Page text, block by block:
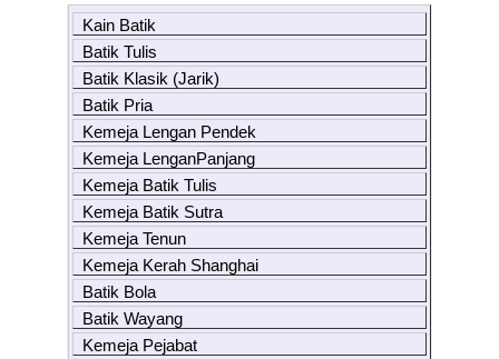
Kain Batik
Batik Tulis
Batik Klasik (Jarik)
Batik Pria
Kemeja Lengan Pendek
Kemeja LenganPanjang
Kemeja Batik Tulis
Kemeja Batik Sutra
Kemeja Tenun
Kemeja Kerah Shanghai
Batik Bola
Batik Wayang
Kemeja Pejabat